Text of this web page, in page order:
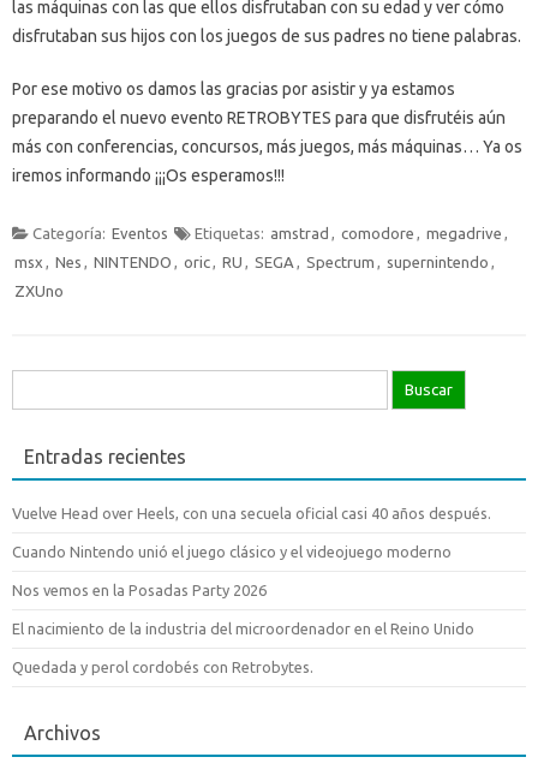
las máquinas con las que ellos disfrutaban con su edad y ver cómo
disfrutaban sus hijos con los juegos de sus padres no tiene palabras.
Por ese motivo os damos las gracias por asistir y ya estamos
preparando el nuevo evento RETROBYTES para que disfrutéis aún
más con conferencias, concursos, más juegos, más máquinas… Ya os
iremos informando ¡¡¡Os esperamos!!!
Categoría: Eventos Etiquetas: amstrad , comodore , megadrive ,
msx , Nes , NINTENDO , oric, RU , SEGA , Spectrum , supernintendo ,
ZXUno
Entradas recientes
Vuelve Head over Heels, con una secuela oficial casi 40 años después.
Cuando Nintendo unió el juego clásico y el videojuego moderno
Nos vemos en la Posadas Party 2026
El nacimiento de la industria del microordenador en el Reino Unido
Quedada y perol cordobés con Retrobytes.
Archivos